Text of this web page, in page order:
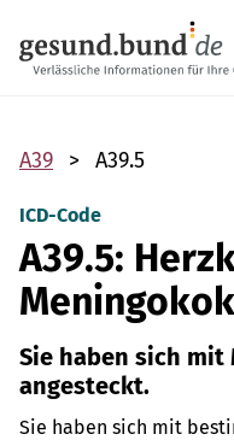
A39 A39.5
ICD-Code
A39.5:
Sie haben sich mit
angesteckt.
Sie haben sich mit